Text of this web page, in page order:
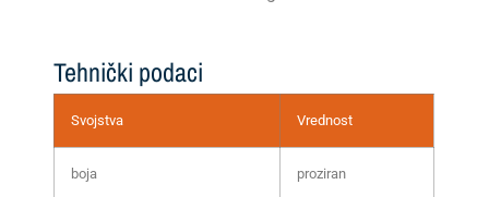
Tehnički podaci
Svojstva Vrednost
boja proziran